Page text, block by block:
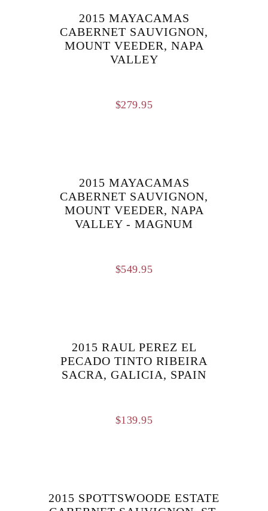
2015 MAYACAMAS
CABERNET SAUVIGNON,
MOUNT VEEDER, NAPA
VALLEY
$279.95
2015 MAYACAMAS
CABERNET SAUVIGNON,
MOUNT VEEDER, NAPA
VALLEY - MAGNUM
$549.95
2015 RAUL PEREZ EL
PECADO TINTO RIBEIRA
SACRA, GALICIA, SPAIN
$139.95
2015 SPOTTSWOODE ESTATE